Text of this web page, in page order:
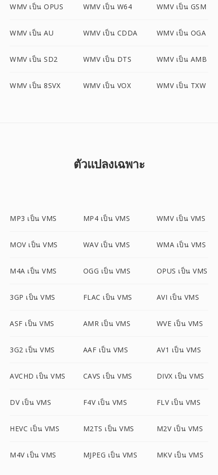
WMV เป็น OPUS WMV เป็น W64 WMV เป็น GSM
WMV เป็น AU WMV เป็น CDDA WMV เป็น OGA
WMV เป็น SD2 WMV เป็น DTS WMV เป็น AMB
WMV เป็น 8SVX WMV เป็น VOX WMV เป็น TXW
ตัวแปลงเฉพาะ
MP3 เป็น VMS MP4 เป็น VMS WMV เป็น VMS
MOV เป็น VMS WAV เป็น VMS WMA เป็น VMS
M4A เป็น VMS OGG เป็น VMS OPUS เป็น VMS
3GP เป็น VMS FLAC เป็น VMS AVI เป็น VMS
ASF เป็น VMS AMR เป็น VMS WVE เป็น VMS
3G2 เป็น VMS AAF เป็น VMS AV1 เป็น VMS
AVCHD เป็น VMS CAVS เป็น VMS DIVX เป็น VMS
DV เป็น VMS F4V เป็น VMS FLV เป็น VMS
HEVC เป็น VMS M2TS เป็น VMS M2V เป็น VMS
M4V เป็น VMS MJPEG เป็น VMS MKV เป็น VMS